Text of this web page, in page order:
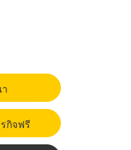
กิจฟรี